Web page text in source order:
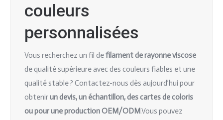
couleurs
personnalisées
Vous recherchez un fil defilament de rayonne viscose
de qualité supérieure avec des couleurs fiables et une
qualité stable ? Contactez-nous dès aujourd’hui pour
obtenirun devis, un échantillon, des cartes de coloris
ou pour une production OEM/ODM.Vous pouvez